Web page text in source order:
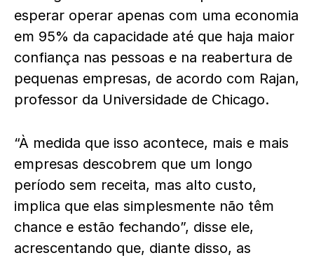
esperar operar apenas com uma economia
em 95% da capacidade até que haja maior
confiança nas pessoas e na reabertura de
pequenas empresas, de acordo com Rajan,
professor da Universidade de Chicago.
“À medida que isso acontece, mais e mais
empresas descobrem que um longo
período sem receita, mas alto custo,
implica que elas simplesmente não têm
chance e estão fechando”, disse ele,
acrescentando que, diante disso, as